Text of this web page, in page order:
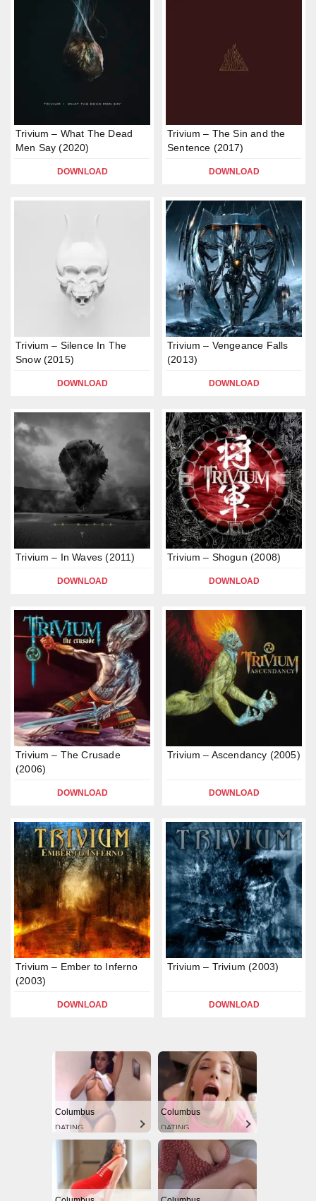
Trivium – What The Dead
Men Say (2020)
DOWNLOAD
Trivium – The Sin and the
Sentence (2017)
DOWNLOAD
Trivium – Silence In The
Snow (2015)
DOWNLOAD
Trivium – Vengeance Falls
(2013)
DOWNLOAD
Trivium – In Waves (2011)
DOWNLOAD
Trivium – Shogun (2008)
DOWNLOAD
Trivium – The Crusade
(2006)
DOWNLOAD
Trivium – Ascendancy (2005)
DOWNLOAD
Trivium – Ember to Inferno
(2003)
DOWNLOAD
Trivium – Trivium (2003)
DOWNLOAD
Columbus
DATING
Columbus
DATING